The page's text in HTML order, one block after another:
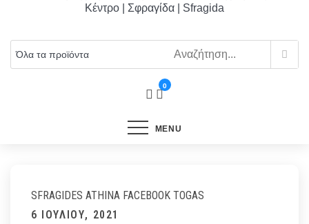
Κέντρο | Σφραγίδα | Sfragida
0
MENU
SFRAGIDES ATHINA FACEBOOK TOGAS
Posted
6 ΙΟΥΛΊΟΥ, 2021